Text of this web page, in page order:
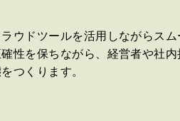
ウドツールを活用しながらスム
性を保ちながら、経営者や社
つくります。